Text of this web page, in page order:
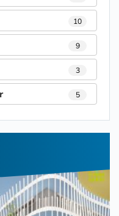
10
9
3
5